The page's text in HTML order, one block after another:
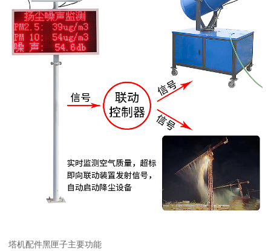
塔机配件黑匣子主要功能